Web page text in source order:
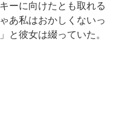
ーに向けたとも取れる
あ私はおかしくないっ
と彼女は綴っていた。